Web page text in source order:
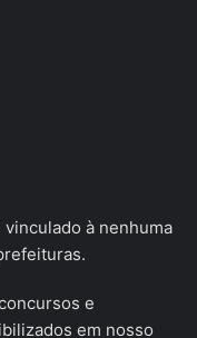
vinculado à nenhuma
e
em nosso